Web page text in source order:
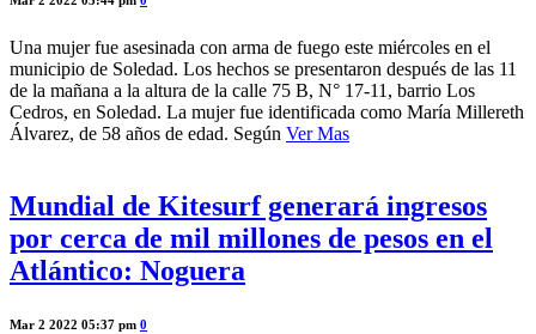
Una mujer fue asesinada con arma de fuego este miércoles en el
municipio de Soledad. Los hechos se presentaron después de las 11
de la mañana a la altura de la calle 75 B, N° 17-11, barrio Los
Cedros, en Soledad. La mujer fue identificada como María Millereth
Álvarez, de 58 años de edad. Según Ver Mas
Mundial de Kitesurf generará ingresos
por cerca de mil millones de pesos en el
Atlántico: Noguera
Mar 2 2022 05:37 pm 0